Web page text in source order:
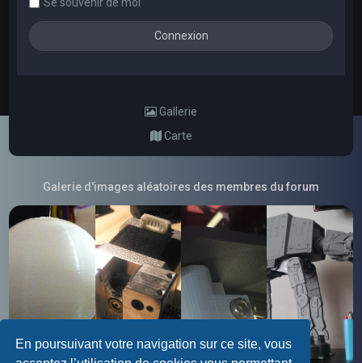
En poursuivant votre navigation sur ce site, vous
Gallerie
Carte
Galerie d'images aléatoires des membres du forum